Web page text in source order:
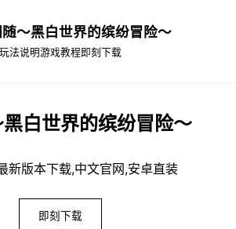
～黑白世界的缤纷冒险～
玩法说明游戏教程 即刻下载
白世界的缤纷冒险～
新版本下载,中文官网,安卓直装
即刻下载